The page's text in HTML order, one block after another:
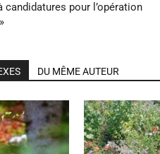
candidatures pour l’opération
DU MÊME AUTEUR